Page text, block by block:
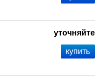
уточняйте